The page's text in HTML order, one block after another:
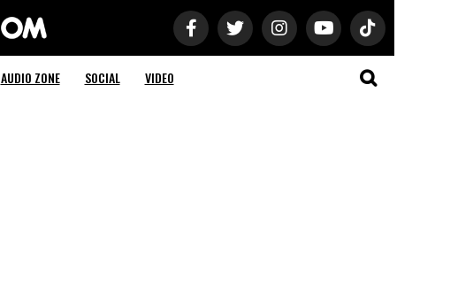
AUDIO ZONE SOCIAL VIDEO